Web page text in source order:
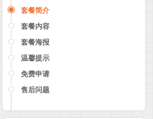
套餐简介
套餐内容
套餐海报
温馨提示
免费申请
点击这里或者手机扫描下方二维码
售后问题